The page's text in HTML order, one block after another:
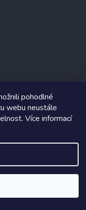
pohodlné
webu neustále
Více informací